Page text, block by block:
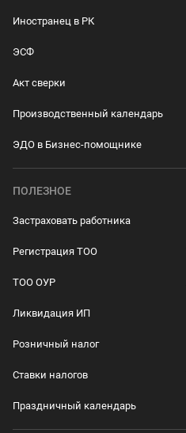
Иностранец в РК
ЭСФ
Акт сверки
Производственный календарь
ЭДО в Бизнес-помощнике
ПОЛЕЗНОЕ
Застраховать работника
Регистрация ТОО
ТОО ОУР
Ликвидация ИП
Розничный налог
Ставки налогов
Праздничный календарь